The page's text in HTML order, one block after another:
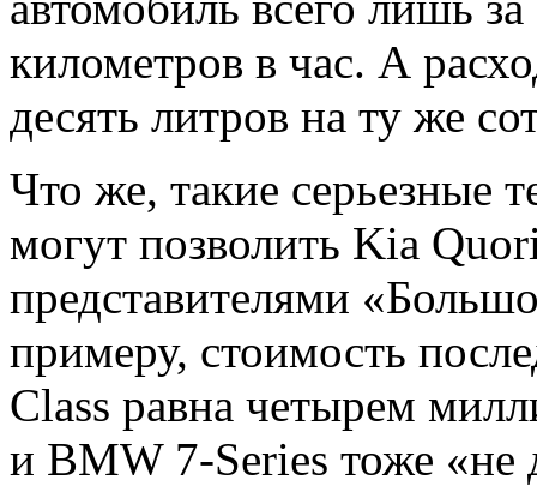
километров в час. А
десять литров на ту же
Что же, такие серьезные
могут позволить Kia
представителями
примеру, стоимость
Class равна четырем
и BMW 7-Series тоже «не